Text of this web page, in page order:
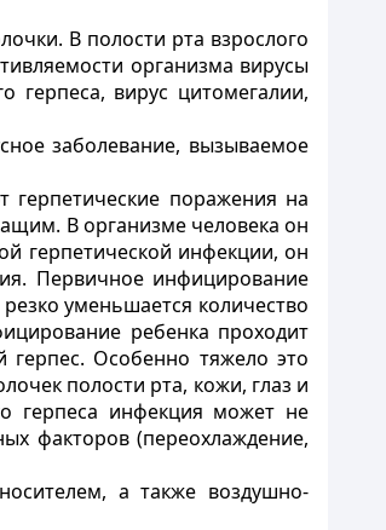
В полости рта взрослого
организма вирусы
герпеса, вирус цитомегалии,
заболевание, вызываемое
поражения на
В организме человека он
герпетической инфекции, он
Первичное инфицирование
уменьшается количество
ребенка проходит
Особенно тяжело это
полости рта, кожи, глаз и
герпеса инфекция может не
факторов (переохлаждение,
а также воздушно-